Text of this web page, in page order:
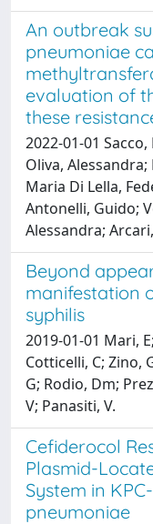
An outbreak
pneumoniae
evaluation of
these
2022-01-01
Oliva,
Maria Di Lella,
Antonelli, Guido;
Alessandra;
Beyond
manifestation
syphilis
2019-01-01 Mari,
Cotticelli, C; Zino,
G; Rodio, Dm;
V; Panasiti, V.
Cefiderocol
Plasmid-
System in
pneumoniae